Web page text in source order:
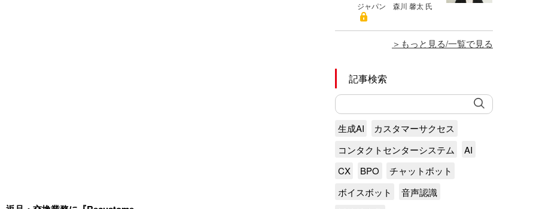
ジャパン 森川 馨太 氏
もっと見る/一覧で見る
記事検索
生成AI
カスタマーサクセス
コンタクトセンターシステム
AI
CX
BPO
チャットボット
ボイスボット
音声認識